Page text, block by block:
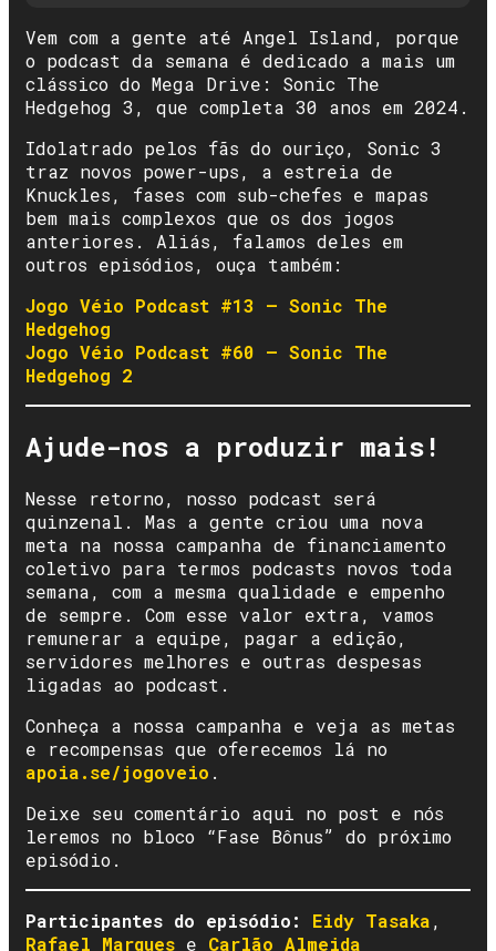
Vem com a gente até Angel Island, porque
o podcast da semana é dedicado a mais um
clássico do Mega Drive: Sonic The
Hedgehog 3, que completa 30 anos em 2024.
Idolatrado pelos fãs do ouriço, Sonic 3
traz novos power-ups, a estreia de
Knuckles, fases com sub-chefes e mapas
bem mais complexos que os dos jogos
anteriores. Aliás, falamos deles em
outros episódios, ouça também:
Jogo Véio Podcast #13 – Sonic The
Hedgehog
Jogo Véio Podcast #60 – Sonic The
Hedgehog 2
Ajude-nos a produzir mais!
Nesse retorno, nosso podcast será
quinzenal. Mas a gente criou uma nova
meta na nossa campanha de financiamento
coletivo para termos podcasts novos toda
semana, com a mesma qualidade e empenho
de sempre. Com esse valor extra, vamos
remunerar a equipe, pagar a edição,
servidores melhores e outras despesas
ligadas ao podcast.
Conheça a nossa campanha e veja as metas
e recompensas que oferecemos lá no
apoia.se/jogoveio .
Deixe seu comentário aqui no post e nós
leremos no bloco “Fase Bônus” do próximo
episódio.
Participantes do episódio: Eidy Tasaka,
Rafael Marques e Carlão Almeida